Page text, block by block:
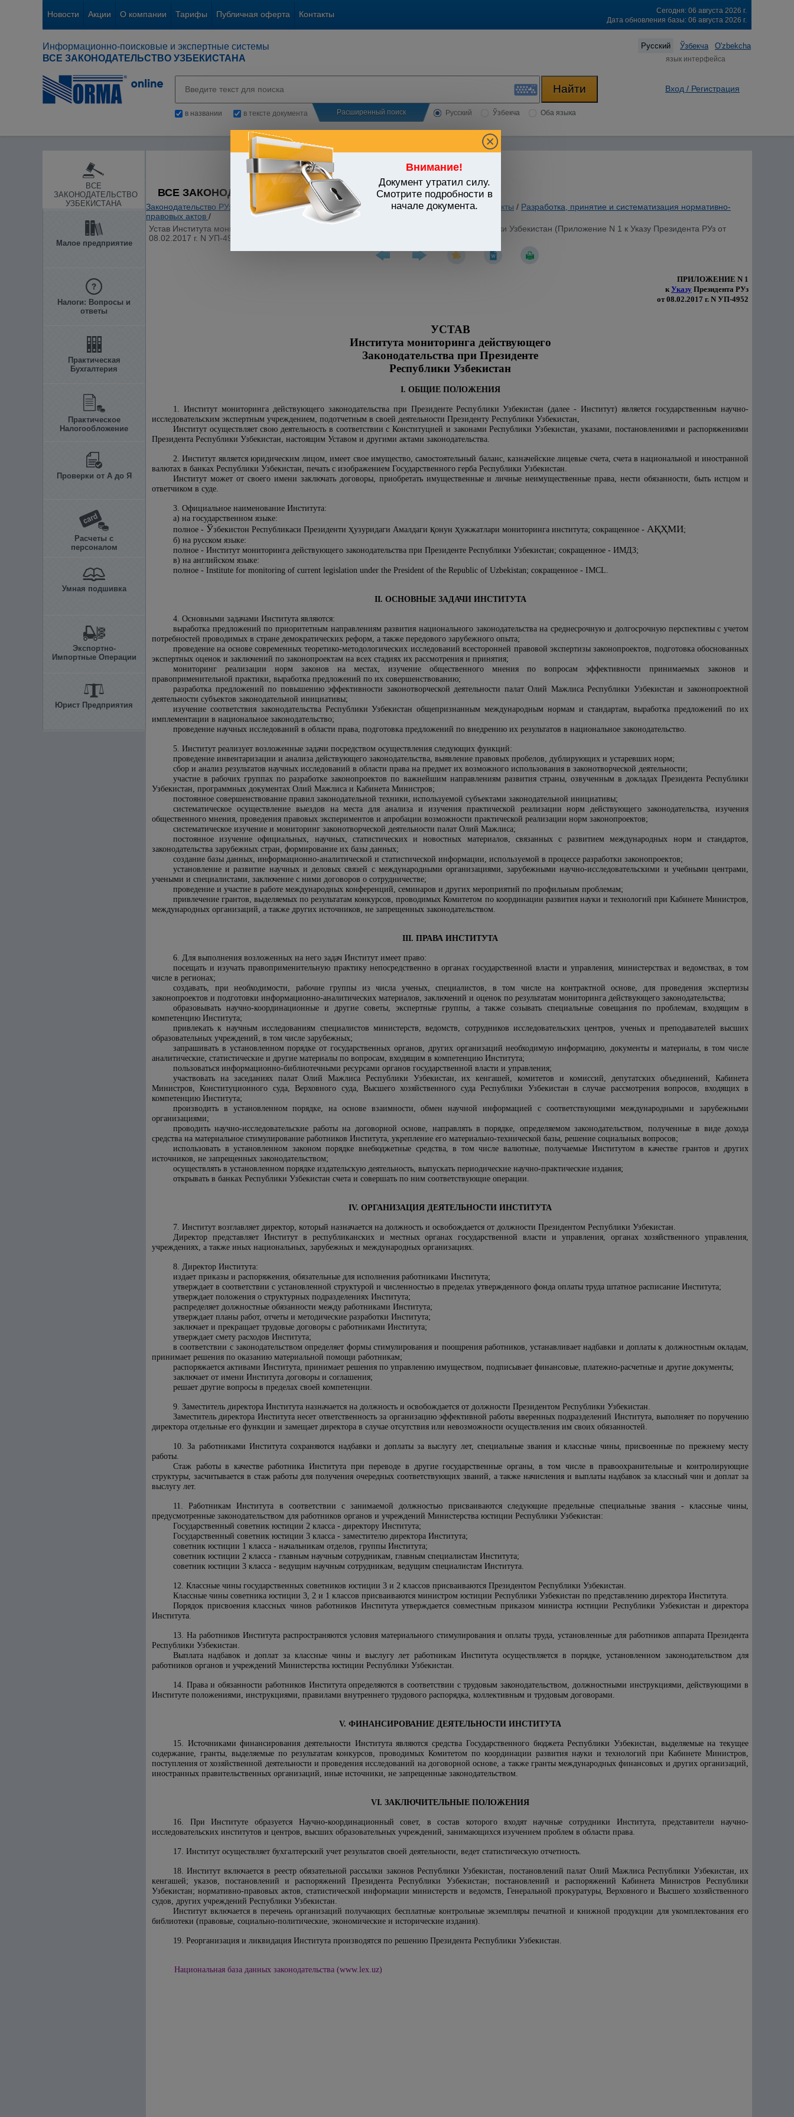
Новости Акции О компании Тарифы Публичная оферта Контакты
Сегодня: 06 августа 2026 г.
Дата обновления базы: 06 августа 2026 г.
Информационно-поисковые и экспертные системы
ВСЕ ЗАКОНОДАТЕЛЬСТВО УЗБЕКИСТАНА
Русский Ўзбекча O'zbekcha
язык интерфейса
в названии в тексте документа Расширенный поиск Русский Ўзбекча Оба языка
Вход / Регистрация
ВСЕ
ЗАКОНОДАТЕЛЬСТВО
УЗБЕКИСТАНА
Малое предприятие
Налоги: Вопросы и
ответы
Практическая
Бухгалтерия
Практическое
Налогообложение
Проверки от А до Я
Расчеты с
персоналом
Умная подшивка
Экспортно-
Импортные Операции
Юрист Предприятия
Внимание!
Документ утратил силу.
Смотрите подробности в
начале документа.
ВСЕ ЗАКОНОДАТЕЛЬСТВО УЗБЕКИСТАНА
Законодательство РУз Основы государственно-правового устройства / Утратившие силу акты / Разработка, принятие и систематизация нормативно-
правовых актов /
Устав Института мониторинга действующего Законодательства при Президенте Республики Узбекистан (Приложение N 1 к Указу Президента РУз от
08.02.2017 г. N УП-4952)
ПРИЛОЖЕНИЕ N 1
кУказу Президента РУз
от 08.02.2017 г. N УП-4952
УСТАВ
Института мониторинга действующего
Законодательства при Президенте
Республики Узбекистан
I. ОБЩИЕ ПОЛОЖЕНИЯ
1. Институт мониторинга действующего законодательства при Президенте Республики Узбекистан (далее - Институт) является государственным научно-
исследовательским экспертным учреждением, подотчетным в своей деятельности Президенту Республики Узбекистан,
Институт осуществляет свою деятельность в соответствии с Конституцией и законами Республики Узбекистан, указами, постановлениями и распоряжениями
Президента Республики Узбекистан, настоящим Уставом и другими актами законодательства.
2. Институт является юридическим лицом, имеет свое имущество, самостоятельный баланс, казначейские лицевые счета, счета в национальной и иностранной
валютах в банках Республики Узбекистан, печать с изображением Государственного герба Республики Узбекистан.
Институт может от своего имени заключать договоры, приобретать имущественные и личные неимущественные права, нести обязанности, быть истцом и
ответчиком в суде.
3. Официальное наименование Института:
а) на государственном языке:
полное - Ўзбекистон Республикаси Президенти ҳузуридаги Амалдаги қонун ҳужжатлари мониторинга института; сокращенное - АҚҲМИ;
б) на русском языке:
полное - Институт мониторинга действующего законодательства при Президенте Республики Узбекистан; сокращенное - ИМДЗ;
в) на английском языке:
полное - Institute for monitoring of current legislation under the President of the Republic of Uzbekistan; сокращенное - IMCL.
II. ОСНОВНЫЕ ЗАДАЧИ ИНСТИТУТА
4. Основными задачами Института являются:
выработка предложений по приоритетным направлениям развития национального законодательства на среднесрочную и долгосрочную перспективы с учетом
потребностей проводимых в стране демократических реформ, а также передового зарубежного опыта;
проведение на основе современных теоретико-методологических исследований всесторонней правовой экспертизы законопроектов, подготовка обоснованных
экспертных оценок и заключений по законопроектам на всех стадиях их рассмотрения и принятия;
мониторинг реализации норм законов на местах, изучение общественного мнения по вопросам эффективности принимаемых законов и
правоприменительной практики, выработка предложений по их совершенствованию;
разработка предложений по повышению эффективности законотворческой деятельности палат Олий Мажлиса Республики Узбекистан и законопроектной
деятельности субъектов законодательной инициативы;
изучение соответствия законодательства Республики Узбекистан общепризнанным международным нормам и стандартам, выработка предложений по их
имплементации в национальное законодательство;
проведение научных исследований в области права, подготовка предложений по внедрению их результатов в национальное законодательство.
5. Институт реализует возложенные задачи посредством осуществления следующих функций:
проведение инвентаризации и анализа действующего законодательства, выявление правовых пробелов, дублирующих и устаревших норм;
сбор и анализ результатов научных исследований в области права на предмет их возможного использования в законотворческой деятельности;
участие в рабочих группах по разработке законопроектов по важнейшим направлениям развития страны, озвученным в докладах Президента Республики
Узбекистан, программных документах Олий Мажлиса и Кабинета Министров;
постоянное совершенствование правил законодательной техники, используемой субъектами законодательной инициативы;
систематическое осуществление выездов на места для анализа и изучения практической реализации норм действующего законодательства, изучения
общественного мнения, проведения правовых экспериментов и апробации возможности практической реализации норм законопроектов;
систематическое изучение и мониторинг законотворческой деятельности палат Олий Мажлиса;
постоянное изучение официальных, научных, статистических и новостных материалов, связанных с развитием международных норм и стандартов,
законодательства зарубежных стран, формирование их базы данных;
создание базы данных, информационно-аналитической и статистической информации, используемой в процессе разработки законопроектов;
установление и развитие научных и деловых связей с международными организациями, зарубежными научно-исследовательскими и учебными центрами,
учеными и специалистами, заключение с ними договоров о сотрудничестве;
проведение и участие в работе международных конференций, семинаров и других мероприятий по профильным проблемам;
привлечение грантов, выделяемых по результатам конкурсов, проводимых Комитетом по координации развития науки и технологий при Кабинете Министров,
международных организаций, а также других источников, не запрещенных законодательством.
III. ПРАВА ИНСТИТУТА
6. Для выполнения возложенных на него задач Институт имеет право:
посещать и изучать правоприменительную практику непосредственно в органах государственной власти и управления, министерствах и ведомствах, в том
числе в регионах;
создавать, при необходимости, рабочие группы из числа ученых, специалистов, в том числе на контрактной основе, для проведения экспертизы
законопроектов и подготовки информационно-аналитических материалов, заключений и оценок по результатам мониторинга действующего законодательства;
образовывать научно-координационные и другие советы, экспертные группы, а также созывать специальные совещания по проблемам, входящим в
компетенцию Института;
привлекать к научным исследованиям специалистов министерств, ведомств, сотрудников исследовательских центров, ученых и преподавателей высших
образовательных учреждений, в том числе зарубежных;
запрашивать в установленном порядке от государственных органов, других организаций необходимую информацию, документы и материалы, в том числе
аналитические, статистические и другие материалы по вопросам, входящим в компетенцию Института;
пользоваться информационно-библиотечными ресурсами органов государственной власти и управления;
участвовать на заседаниях палат Олий Мажлиса Республики Узбекистан, их кенгашей, комитетов и комиссий, депутатских объединений, Кабинета
Министров, Конституционного суда, Верховного суда, Высшего хозяйственного суда Республики Узбекистан в случае рассмотрения вопросов, входящих в
компетенцию Института;
производить в установленном порядке, на основе взаимности, обмен научной информацией с соответствующими международными и зарубежными
организациями;
проводить научно-исследовательские работы на договорной основе, направлять в порядке, определяемом законодательством, полученные в виде дохода
средства на материальное стимулирование работников Института, укрепление его материально-технической базы, решение социальных вопросов;
использовать в установленном законом порядке внебюджетные средства, в том числе валютные, получаемые Институтом в качестве грантов и других
источников, не запрещенных законодательством;
осуществлять в установленном порядке издательскую деятельность, выпускать периодические научно-практические издания;
открывать в банках Республики Узбекистан счета и совершать по ним соответствующие операции.
IV. ОРГАНИЗАЦИЯ ДЕЯТЕЛЬНОСТИ ИНСТИТУТА
7. Институт возглавляет директор, который назначается на должность и освобождается от должности Президентом Республики Узбекистан.
Директор представляет Институт в республиканских и местных органах государственной власти и управления, органах хозяйственного управления,
учреждениях, а также иных национальных, зарубежных и международных организациях.
8. Директор Института:
издает приказы и распоряжения, обязательные для исполнения работниками Института;
утверждает в соответствии с установленной структурой и численностью в пределах утвержденного фонда оплаты труда штатное расписание Института;
утверждает положения о структурных подразделениях Института;
распределяет должностные обязанности между работниками Института;
утверждает планы работ, отчеты и методические разработки Института;
заключает и прекращает трудовые договоры с работниками Института;
утверждает смету расходов Института;
в соответствии с законодательством определяет формы стимулирования и поощрения работников, устанавливает надбавки и доплаты к должностным окладам,
принимает решения по оказанию материальной помощи работникам;
распоряжается активами Института, принимает решения по управлению имуществом, подписывает финансовые, платежно-расчетные и другие документы;
заключает от имени Института договоры и соглашения;
решает другие вопросы в пределах своей компетенции.
9. Заместитель директора Института назначается на должность и освобождается от должности Президентом Республики Узбекистан.
Заместитель директора Института несет ответственность за организацию эффективной работы вверенных подразделений Института, выполняет по поручению
директора отдельные его функции и замещает директора в случае отсутствия или невозможности осуществления им своих обязанностей.
10. За работниками Института сохраняются надбавки и доплаты за выслугу лет, специальные звания и классные чины, присвоенные по прежнему месту
работы.
Стаж работы в качестве работника Института при переводе в другие государственные органы, в том числе в правоохранительные и контролирующие
структуры, засчитывается в стаж работы для получения очередных соответствующих званий, а также начисления и выплаты надбавок за классный чин и доплат за
выслугу лет.
11. Работникам Института в соответствии с занимаемой должностью присваиваются следующие предельные специальные звания - классные чины,
предусмотренные законодательством для работников органов и учреждений Министерства юстиции Республики Узбекистан:
Государственный советник юстиции 2 класса - директору Института;
Государственный советник юстиции 3 класса - заместителю директора Института;
советник юстиции 1 класса - начальникам отделов, группы Института;
советник юстиции 2 класса - главным научным сотрудникам, главным специалистам Института;
советник юстиции 3 класса - ведущим научным сотрудникам, ведущим специалистам Института.
12. Классные чины государственных советников юстиции 3 и 2 классов присваиваются Президентом Республики Узбекистан.
Классные чины советника юстиции 3, 2 и 1 классов присваиваются министром юстиции Республики Узбекистан по представлению директора Института.
Порядок присвоения классных чинов работников Института утверждается совместным приказом министра юстиции Республики Узбекистан и директора
Института.
13. На работников Института распространяются условия материального стимулирования и оплаты труда, установленные для работников аппарата Президента
Республики Узбекистан.
Выплата надбавок и доплат за классные чины и выслугу лет работникам Института осуществляется в порядке, установленном законодательством для
работников органов и учреждений Министерства юстиции Республики Узбекистан.
14. Права и обязанности работников Института определяются в соответствии с трудовым законодательством, должностными инструкциями, действующими в
Институте положениями, инструкциями, правилами внутреннего трудового распорядка, коллективным и трудовым договорами.
V. ФИНАНСИРОВАНИЕ ДЕЯТЕЛЬНОСТИ ИНСТИТУТА
15. Источниками финансирования деятельности Института являются средства Государственного бюджета Республики Узбекистан, выделяемые на текущее
содержание, гранты, выделяемые по результатам конкурсов, проводимых Комитетом по координации развития науки и технологий при Кабинете Министров,
поступления от хозяйственной деятельности и проведения исследований на договорной основе, а также гранты международных финансовых и других организаций,
иностранных правительственных организаций, иные источники, не запрещенные законодательством.
VI. ЗАКЛЮЧИТЕЛЬНЫЕ ПОЛОЖЕНИЯ
16. При Институте образуется Научно-координационный совет, в состав которого входят научные сотрудники Института, представители научно-
исследовательских институтов и центров, высших образовательных учреждений, занимающихся изучением проблем в области права.
17. Институт осуществляет бухгалтерский учет результатов своей деятельности, ведет статистическую отчетность.
18. Институт включается в реестр обязательной рассылки законов Республики Узбекистан, постановлений палат Олий Мажлиса Республики Узбекистан, их
кенгашей; указов, постановлений и распоряжений Президента Республики Узбекистан; постановлений и распоряжений Кабинета Министров Республики
Узбекистан; нормативно-правовых актов, статистической информации министерств и ведомств, Генеральной прокуратуры, Верховного и Высшего хозяйственного
судов, других учреждений Республики Узбекистан.
Институт включается в перечень организаций получающих бесплатные контрольные экземпляры печатной и книжной продукции для укомплектования его
библиотеки (правовые, социально-политические, экономические и исторические издания).
19. Реорганизация и ликвидация Института производятся по решению Президента Республики Узбекистан.
Национальная база данных законодательства (www.lex.uz)